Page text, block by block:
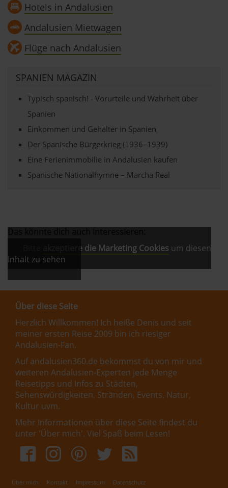
Hotels in Andalusien
Andalusien Mietwagen
Flüge nach Andalusien
SPANIEN MAGAZIN
Typisch spanisch! - Vorurteile und Wahrheit über
Spanien
Einkommen und Gehälter in Spanien
Der Spanische Bürgerkrieg (1936–1939)
Eine Ferienimmobilie in Andalusien kaufen
Spanische Nationalhymne – Marcha Real
akzeptiere die Marketing Cookies um diesen
Inhalt zu sehen
Über diese Seite
Herzlich Willkommen! Ich heiße Denis und seit
meiner ersten Reise 2009 bin ich riesiger
Andalusien-Fan.
Auf andalusien360.de bekommst du von mir und
weiteren Andalusien-Experten jede Menge
Reisetipps und Infos zu Städten,
Sehenswürdigkeiten, Stränden, Events, Natur,
Kultur uvm.
Mehr Informationen über diese Seite findest du
unter 'Über mich'. Viel Spaß beim Lesen!
Über mich Kontakt Impressum Datenschutz